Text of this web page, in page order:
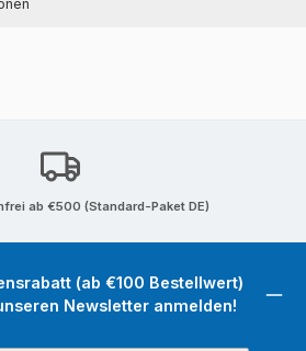
ab €500 (Standard-Paket DE)
(ab €100 Bestellwert)
Newsletter anmelden!